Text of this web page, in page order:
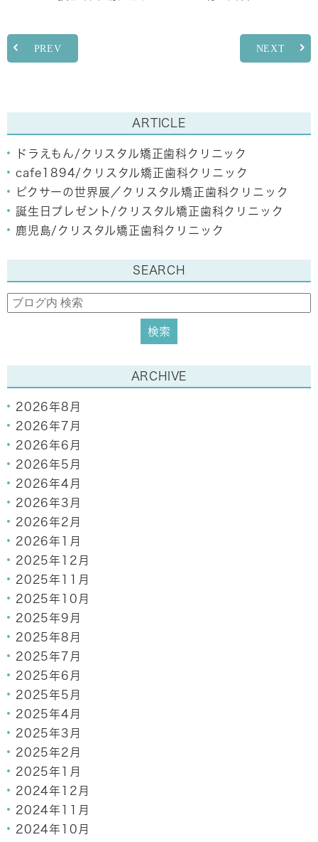
PREV NEXT
ARTICLE
ドラえもん/クリスタル矯正歯科クリニック
cafe1894/クリスタル矯正歯科クリニック
ピクサーの世界展／クリスタル矯正歯科クリニック
誕生日プレゼント/クリスタル矯正歯科クリニック
鹿児島/クリスタル矯正歯科クリニック
SEARCH
ARCHIVE
2026年8月
2026年7月
2026年6月
2026年5月
2026年4月
2026年3月
2026年2月
2026年1月
2025年12月
2025年11月
2025年10月
2025年9月
2025年8月
2025年7月
2025年6月
2025年5月
2025年4月
2025年3月
2025年2月
2025年1月
2024年12月
2024年11月
2024年10月